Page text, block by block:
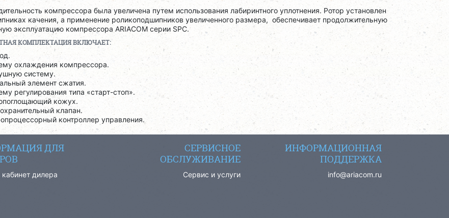
компрессора была увеличена путем использования лабиринтного уплотнения. Ротор установлен
качения, а применение роликоподшипников увеличенного размера, обеспечивает продолжительную
эксплуатацию компрессора ARIACOM серии SPC.
КОМПЛЕКТАЦИЯ ВКЛЮЧАЕТ:
охлаждения компрессора.
систему.
элемент сжатия.
регулирования типа «старт-стоп».
кожух.
клапан.
контроллер управления.
ДЛЯ
дилера
СЕРВИСНОЕ
ОБСЛУЖИВАНИЕ
Сервис и услуги
ИНФОРМАЦИОННАЯ
ПОДДЕРЖКА
info@ariacom.ru